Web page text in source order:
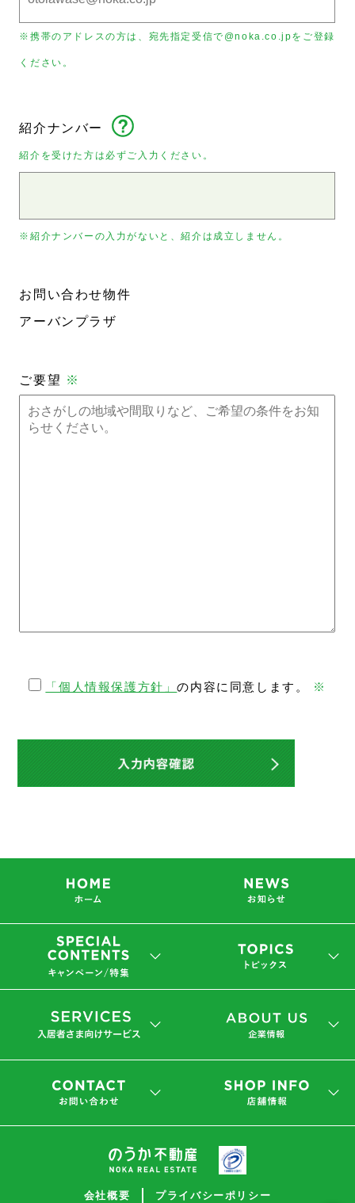
※携帯のアドレスの方は、宛先指定受信で@noka.co.jpをご登録
ください。
紹介ナンバー
紹介を受けた方は必ずご入力ください。
※紹介ナンバーの入力がないと、紹介は成立しません。
お問い合わせ物件
アーバンプラザ
ご要望 ※
「個人情報保護方針」の内容に同意します。 ※
会社概要 プライバシーポリシー